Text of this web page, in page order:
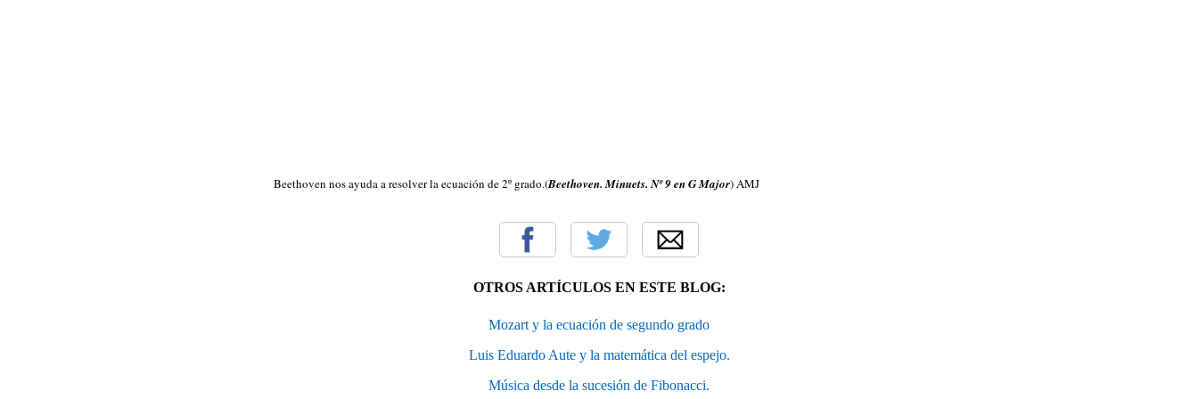
Beethoven nos ayuda a resolver la ecuación de 2º grado.(Beethoven. Minuets. Nº 9 en G Major) AMJ
OTROS ARTÍCULOS EN ESTE BLOG:
Mozart y la ecuación de segundo grado
Luis Eduardo Aute y la matemática del espejo.
Música desde la sucesión de Fibonacci.